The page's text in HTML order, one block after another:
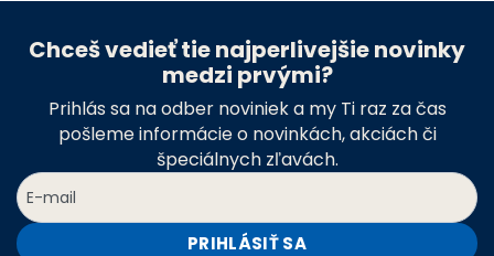
Chceš vedieť tie najperlivejšie novinky
medzi prvými?
Prihlás sa na odber noviniek a my Ti raz za čas
pošleme informácie o novinkách, akciách či
špeciálnych zľavách.
PRIHLÁSIŤ SA